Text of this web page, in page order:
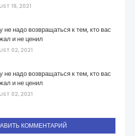
19, 2021
не надо возвращаться к тем, кто вас
и не ценил
02, 2021
не надо возвращаться к тем, кто вас
и не ценил
02, 2021
КОММЕНТАРИЙ